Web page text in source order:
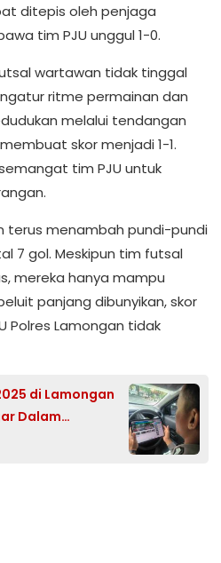
ditepis oleh penjaga
tim PJU unggul 1-0.
wartawan tidak tinggal
ritme permainan dan
melalui tendangan
skor menjadi 1-1.
tim PJU untuk
terus menambah pundi-pundi
7 gol. Meskipun tim futsal
mereka hanya mampu
panjang dibunyikan, skor
Polres Lamongan tidak
di Lamongan
Dalam
Merah